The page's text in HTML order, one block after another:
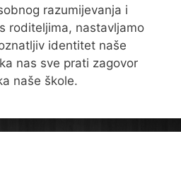
razumijevanja i
roditeljima, nastavljamo
identitet naše
nas sve prati zagovor
naše škole.